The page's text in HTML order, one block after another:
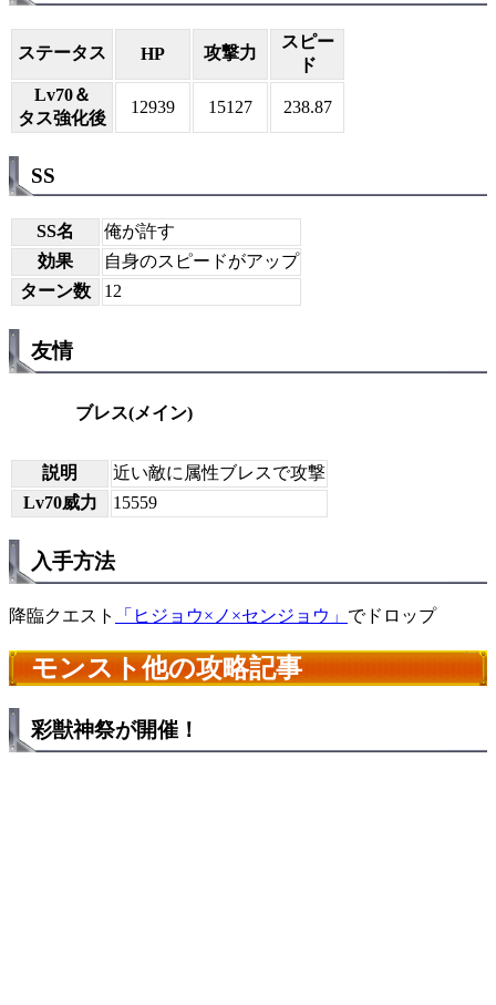
ステータス HP 攻撃力
スピー
ド
Lv70＆
タス強化後
12939 15127 238.87
SS
SS名
俺が許す
効果
自身のスピードがアップ
ターン数
12
友情
ブレス(メイン)
説明
近い敵に属性ブレスで攻撃
Lv70威力
15559
入手方法
降臨クエスト 「ヒジョウ×ノ×センジョウ」 でドロップ
モンスト他の攻略記事
彩獣神祭が開催！